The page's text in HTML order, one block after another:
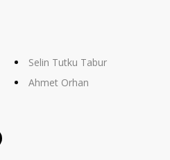
Selin Tutku Tabur
Ahmet Orhan